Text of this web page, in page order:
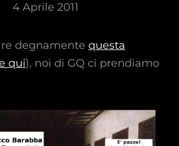
4 Aprile 2011
degnamente questa
qui), noi di GQ ci prendiamo